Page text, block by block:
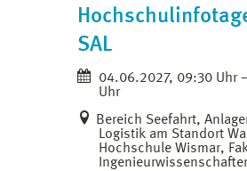
SAL
04.06.2027, 09:30 Uhr
Uhr
Bereich Seefahrt,
Logistik am Standort
Hochschule Wismar,